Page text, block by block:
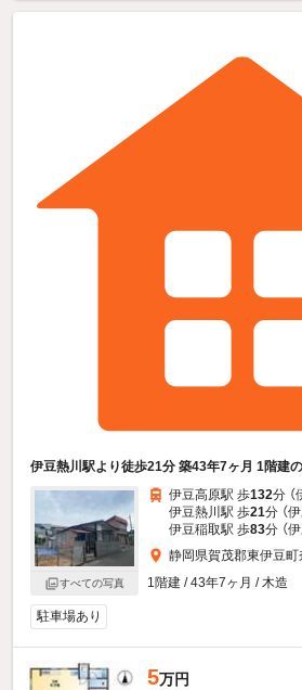
伊豆熱川駅より徒歩21分 築43年7ヶ月 1階建
すべての写真
伊豆高原駅 歩132分 （
伊豆熱川駅 歩21分 （
伊豆稲取駅 歩83分 （
静岡県賀茂郡東伊豆町
1階建 / 43年7ヶ月 / 木造
駐車場あり
5万円